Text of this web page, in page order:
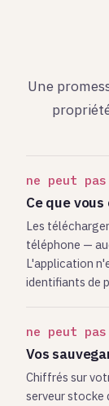
Une
ne peut
Ce que
Les
téléphone —
L'application
identifiants de
ne peut
Vos
Chiffrés sur
serveur stocke